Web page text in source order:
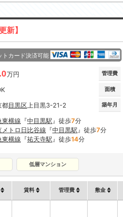
新】
トカード決済可能
万円 管理費
面積
都目黒区 上目黒3-21-2 築年月
東横線 『中目黒駅 』徒歩7分
メトロ日比谷線 『中目黒駅 』徒歩7分
東横線 『祐天寺駅 』徒歩14分
低層マンション
賃料 管理費 敷金